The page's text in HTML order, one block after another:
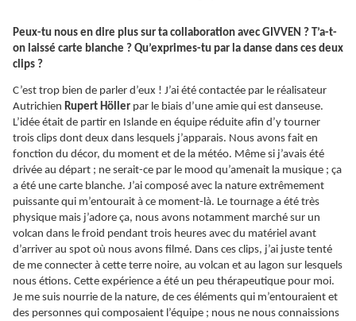
Peux-tu nous en dire plus sur ta collaboration avec GIVVEN ? T’a-t-
on laissé carte blanche ? Qu’exprimes-tu par la danse dans ces deux
clips ?
C’est trop bien de parler d’eux ! J’ai été contactée par le réalisateur
Autrichien Rupert Höller par le biais d’une amie qui est danseuse.
L’idée était de partir en Islande en équipe réduite afin d’y tourner
trois clips dont deux dans lesquels j’apparais. Nous avons fait en
fonction du décor, du moment et de la météo. Même si j’avais été
drivée au départ ; ne serait-ce par le mood qu’amenait la musique ; ça
a été une carte blanche. J’ai composé avec la nature extrêmement
puissante qui m’entourait à ce moment-là. Le tournage a été très
physique mais j’adore ça, nous avons notamment marché sur un
volcan dans le froid pendant trois heures avec du matériel avant
d’arriver au spot où nous avons filmé. Dans ces clips, j’ai juste tenté
de me connecter à cette terre noire, au volcan et au lagon sur lesquels
nous étions. Cette expérience a été un peu thérapeutique pour moi.
Je me suis nourrie de la nature, de ces éléments qui m’entouraient et
des personnes qui composaient l’équipe ; nous ne nous connaissions